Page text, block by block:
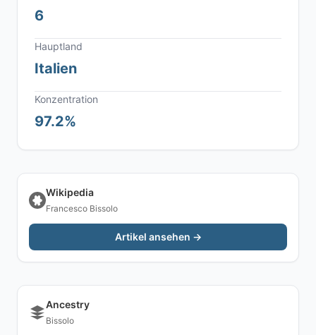
6
Hauptland
Italien
Konzentration
97.2%
Wikipedia
Francesco Bissolo
Artikel ansehen →
Ancestry
Bissolo